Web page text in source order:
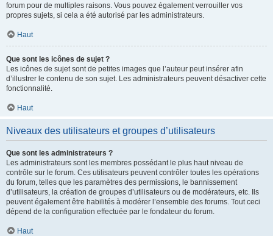
forum pour de multiples raisons. Vous pouvez également verrouiller vos
propres sujets, si cela a été autorisé par les administrateurs.
Haut
Que sont les icônes de sujet ?
Les icônes de sujet sont de petites images que l’auteur peut insérer afin
d’illustrer le contenu de son sujet. Les administrateurs peuvent désactiver cette
fonctionnalité.
Haut
Niveaux des utilisateurs et groupes d’utilisateurs
Que sont les administrateurs ?
Les administrateurs sont les membres possédant le plus haut niveau de
contrôle sur le forum. Ces utilisateurs peuvent contrôler toutes les opérations
du forum, telles que les paramètres des permissions, le bannissement
d’utilisateurs, la création de groupes d’utilisateurs ou de modérateurs, etc. Ils
peuvent également être habilités à modérer l’ensemble des forums. Tout ceci
dépend de la configuration effectuée par le fondateur du forum.
Haut